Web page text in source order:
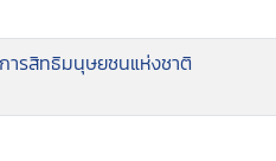
รสิทธิมนุษยชนแห่งชาติ